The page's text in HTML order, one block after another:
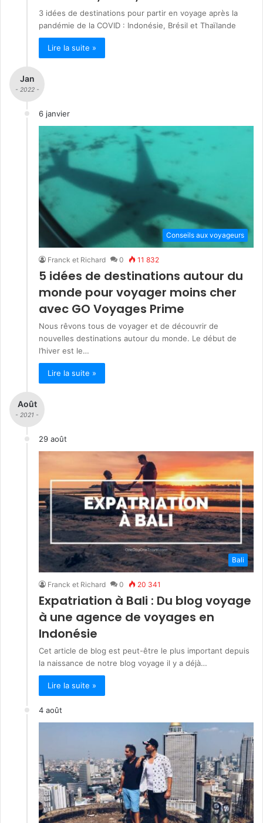
3 idées de destinations pour partir en voyage après la
pandémie de la COVID : Indonésie, Brésil et Thaïlande
Lire la suite »
Jan
- 2022 -
6 janvier
Conseils aux voyageurs
Franck et Richard 0 11 832
5 idées de destinations autour du
monde pour voyager moins cher
avec GO Voyages Prime
Nous rêvons tous de voyager et de découvrir de
nouvelles destinations autour du monde. Le début de
l’hiver est le…
Lire la suite »
Août
- 2021 -
29 août
Bali
Franck et Richard 0 20 341
Expatriation à Bali : Du blog voyage
à une agence de voyages en
Indonésie
Cet article de blog est peut-être le plus important depuis
la naissance de notre blog voyage il y a déjà…
Lire la suite »
4 août